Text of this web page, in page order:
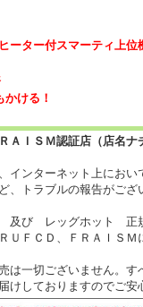
ーター付スマーティ上位
ける！
ＩＳＭ認証店（店名ナ
インターネット上にお
、トラブルの報告がござ
び レッグホット 正規
ＵＦＣＤ、ＦＲＡＩＳ
は一切ございません。
しておりますのでご安